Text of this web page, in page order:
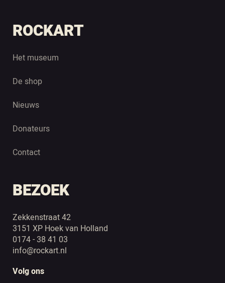
ROCKART
Het museum
De shop
Nieuws
Donateurs
Contact
BEZOEK
Zekkenstraat 42
3151 XP Hoek van Holland
0174 - 38 41 03
info@rockart.nl
Volg ons